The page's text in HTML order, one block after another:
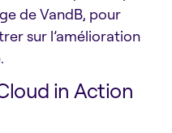
de VandB, pour
sur l’amélioration
in Action